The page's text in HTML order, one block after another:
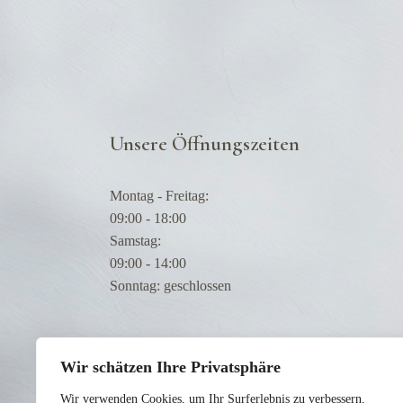
Wir schätzen Ihre Privatsphäre
Wir verwenden Cookies, um Ihr Surferlebnis zu verbessern,
Unsere Öffnungszeiten
Montag - Freitag:
09:00 - 18:00
Samstag:
09:00 - 14:00
Sonntag: geschlossen